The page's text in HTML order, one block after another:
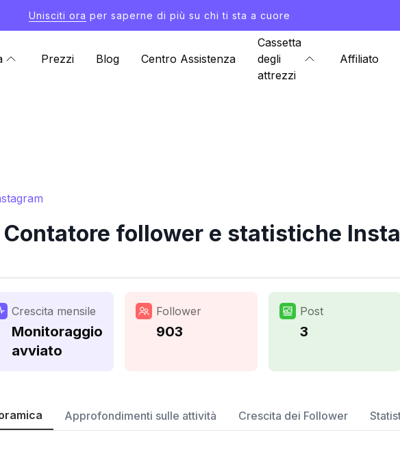
Unisciti ora per saperne di più su chi ti sta a cuore
Prezzi Blog Centro Assistenza
Cassetta
degli
attrezzi
Affiliato
follower e statistiche
Crescita mensile
Monitoraggio
avviato
Follower
903
Post
3
Approfondimenti sulle attività Crescita dei Follower